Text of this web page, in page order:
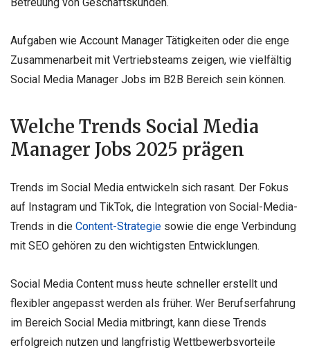
Aufgaben wie Account Manager Tätigkeiten oder die enge
Zusammenarbeit mit Vertriebsteams zeigen, wie vielfältig
Social Media Manager Jobs im B2B Bereich sein können.
Welche Trends Social Media
Manager Jobs 2025 prägen
Trends im Social Media entwickeln sich rasant. Der Fokus
auf Instagram und TikTok, die Integration von Social-Media-
Trends in die Content-Strategie sowie die enge Verbindung
mit SEO gehören zu den wichtigsten Entwicklungen.
Social Media Content muss heute schneller erstellt und
flexibler angepasst werden als früher. Wer Berufserfahrung
im Bereich Social Media mitbringt, kann diese Trends
erfolgreich nutzen und langfristig Wettbewerbsvorteile